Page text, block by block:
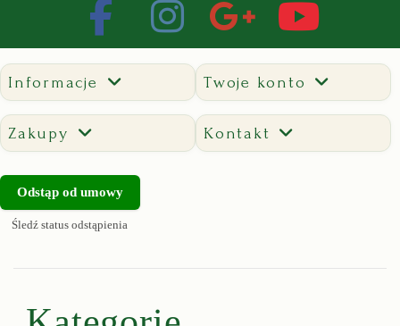
Informacje Twoje konto
Zakupy Kontakt
Odstąp od umowy
Śledź status odstąpienia